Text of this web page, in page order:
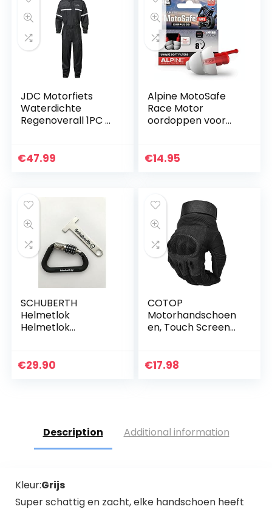
JDC Motorfiets
Waterdichte
Regenoverall 1PC –
€47.99
Alpine MotoSafe
Race Motor
oordoppen voor
g van windruis bij
€14.95
SCHUBERTH
Helmetlok
Helmetlok
€29.90
COTOP
Motorhandschoen
en, Touch Screen
motorfiets
€17.98
Description Additional information
Kleur:Grijs
Super schattig en zacht, elke handschoen heeft